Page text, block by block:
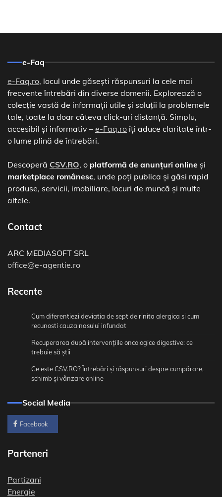
e-Faq
e-Faq.ro, locul unde găsești răspunsuri la cele mai
frecvente întrebări din diverse domenii. Explorează o
colecție vastă de informații utile și soluții la problemele
tale, toate la doar câteva click-uri distanță. Simplu,
accesibil și informativ – e-Faq.roîți aduce claritate într-
o lume plină de întrebări.
Descoperă CSV.RO, o platformă de anunțuri online și
marketplace românesc, unde poți publica și găsi rapid
produse, servicii, imobiliare, locuri de muncă și multe
altele.
Contact
ARC MEDIASOFT SRL
office@e-agentie.ro
Recente
Cum diferentiezi deviatia de sept de rinita alergica si cum
recunosti cauza nasului infundat
Recuperarea după intervențiile oncologice digestive: ce
trebuie să știi
Ce este CSV.RO? Întrebări și răspunsuri despre cumpărare,
schimb și vânzare online
Social Media
Facebook
Parteneri
Partizani
Energie